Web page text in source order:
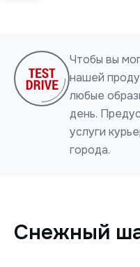
Чтобы вы
нашей
любые
день.
услуги
города.
Снежный